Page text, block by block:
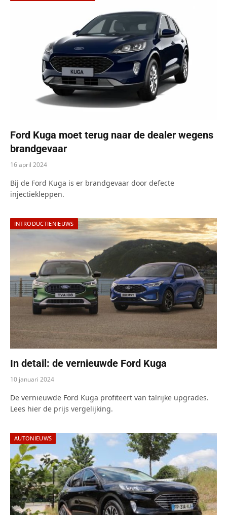
Ford Kuga moet terug naar de dealer wegens
brandgevaar
16 april 2024
Bij de Ford Kuga is er brandgevaar door defecte
injectiekleppen.
INTRODUCTIENIEUWS
In detail: de vernieuwde Ford Kuga
10 januari 2024
De vernieuwde Ford Kuga profiteert van talrijke upgrades.
Lees hier de prijs vergelijking.
AUTONIEUWS